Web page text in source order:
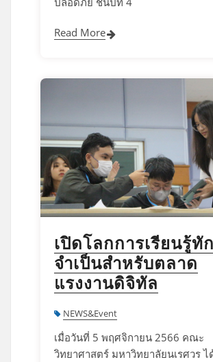
Read More
เปิดโลกการเรียนรู้ทั
จำเป็นสำหรับตลาด
แรงงานดิจิทัล
NEWS&Event
เมื่อวันที่ 5 พฤศจิกายน 2566 คณะ
วิทยาศาสตร์ มหาวิทยาลัยนเรศวร ไ